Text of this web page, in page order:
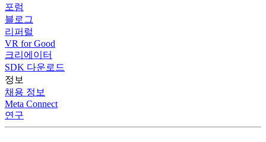
포럼
블로그
리퍼럴
VR for Good
크리에이터
SDK 다운로드
정보
채용 정보
Meta Connect
연구